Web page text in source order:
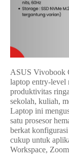
ASUS Vivobook
laptop entry-level
produktivitas
sekolah, kuliah,
Laptop ini
satu prosesor
berkat
cukup untuk
Workspace,